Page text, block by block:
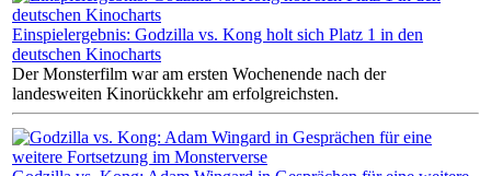
Einspielergebnis: Godzilla vs. Kong holt sich Platz 1 in den
deutschen Kinocharts
Der Monsterfilm war am ersten Wochenende nach der
landesweiten Kinorückkehr am erfolgreichsten.